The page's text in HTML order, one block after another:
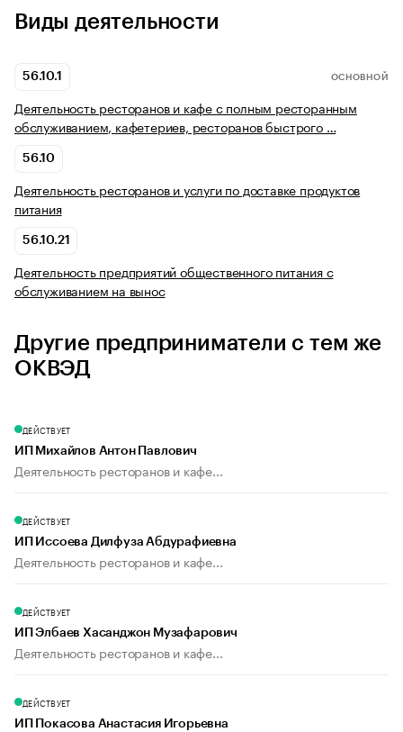
Виды деятельности
56.10.1 ОСНОВНОЙ
Деятельность ресторанов и кафе с полным ресторанным
обслуживанием, кафетериев, ресторанов быстрого …
56.10
Деятельность ресторанов и услуги по доставке продуктов
питания
56.10.21
Деятельность предприятий общественного питания с
обслуживанием на вынос
Другие предприниматели с тем же
ОКВЭД
ДЕЙСТВУЕТ
ИП Михайлов Антон Павлович
Деятельность ресторанов и кафе...
ДЕЙСТВУЕТ
ИП Иссоева Дилфуза Абдурафиевна
Деятельность ресторанов и кафе...
ДЕЙСТВУЕТ
ИП Элбаев Хасанджон Музафарович
Деятельность ресторанов и кафе...
ДЕЙСТВУЕТ
ИП Покасова Анастасия Игорьевна